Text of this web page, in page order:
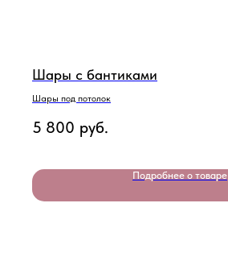
Шары с бантиками
Шары под потолок
5 800 руб.
Подробнее о товаре